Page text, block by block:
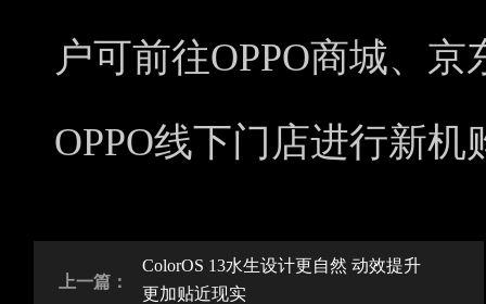
户可前往OPPO商城、
OPPO线下门店进行新机
上一篇：
ColorOS 13水生设计更自然 动效提升
更加贴近现实